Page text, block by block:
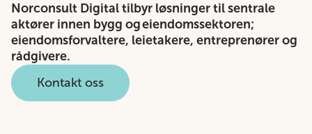
Norconsult Digital tilbyr løsninger til sentrale
aktører innen bygg og eiendomssektoren;
eiendomsforvaltere, leietakere, entreprenører og
rådgivere.​
Kontakt oss